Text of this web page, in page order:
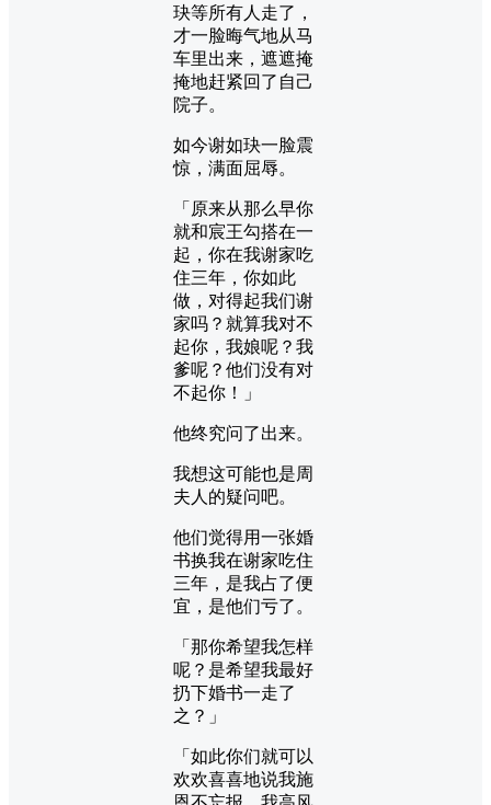
玦等所有人走了，
才一脸晦气地从马
车里出来，遮遮掩
掩地赶紧回了自己
院子。
如今谢如玦一脸震
惊，满面屈辱。
「原来从那么早你
就和宸王勾搭在一
起，你在我谢家吃
住三年，你如此
做，对得起我们谢
家吗？就算我对不
起你，我娘呢？我
爹呢？他们没有对
不起你！」
他终究问了出来。
我想这可能也是周
夫人的疑问吧。
他们觉得用一张婚
书换我在谢家吃住
三年，是我占了便
宜，是他们亏了。
「那你希望我怎样
呢？是希望我最好
扔下婚书一走了
之？」
「如此你们就可以
欢欢喜喜地说我施